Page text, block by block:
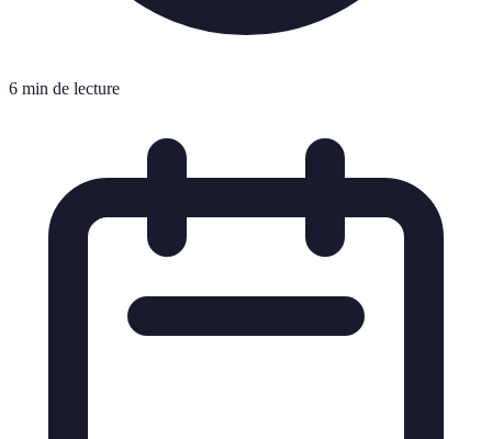
6 min de lecture